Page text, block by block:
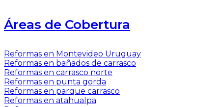
Áreas de Cobertura
Reformas en Montevideo Uruguay
Reformas en bañados de carrasco
Reformas en carrasco norte
Reformas en punta gorda
Reformas en parque carrasco
Reformas en atahualpa